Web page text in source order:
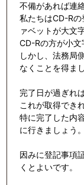
不備があれば連
私たちはCD-R
ァベットが大文
CD-Rの方が小文
しかし、法務局
なくことを得まし
完了日が過ぎれ
これが取得でき
特に完了した内
に行きましょう。
因みに登記事項
くとよいです。